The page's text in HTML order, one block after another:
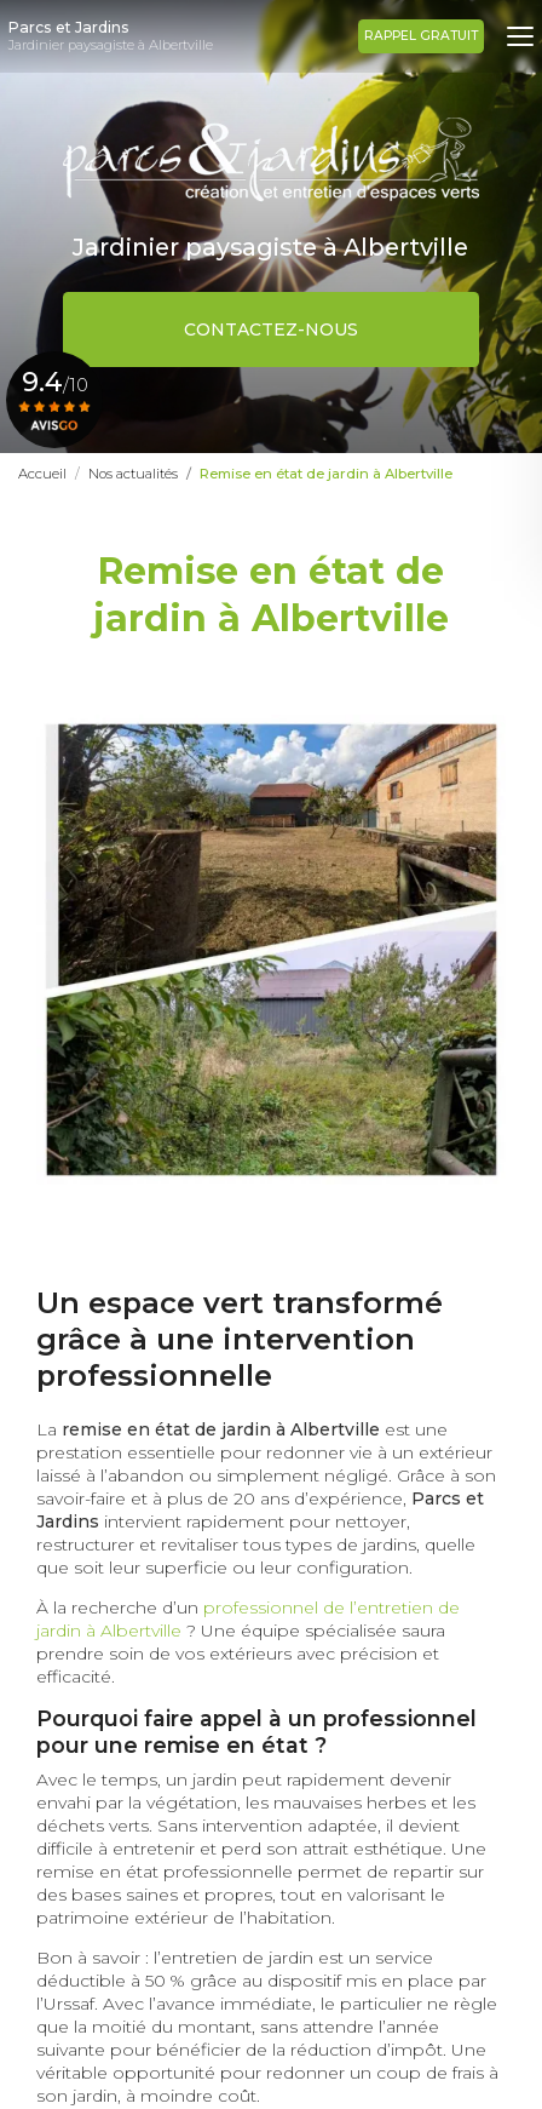
Aller
au
contenu
principal
Parcs et Jardins
Jardinier paysagiste à Albertville
RAPPEL GRATUIT
Jardinier paysagiste à Albertville
CONTACTEZ-NOUS
9.4/10
Accueil Nos actualités Remise en état de jardin à Albertville
Remise en état de
jardin à Albertville
Un espace vert transformé
grâce à une intervention
professionnelle
La remise en état de jardin à Albertville est une
prestation essentielle pour redonner vie à un extérieur
laissé à l’abandon ou simplement négligé. Grâce à son
savoir-faire et à plus de 20 ans d’expérience, Parcs et
Jardins intervient rapidement pour nettoyer,
restructurer et revitaliser tous types de jardins, quelle
que soit leur superficie ou leur configuration.
À la recherche d’un professionnel de l’entretien de
jardin à Albertville ? Une équipe spécialisée saura
prendre soin de vos extérieurs avec précision et
efficacité.
Pourquoi faire appel à un professionnel
pour une remise en état ?
Avec le temps, un jardin peut rapidement devenir
envahi par la végétation, les mauvaises herbes et les
déchets verts. Sans intervention adaptée, il devient
difficile à entretenir et perd son attrait esthétique. Une
remise en état professionnelle permet de repartir sur
des bases saines et propres, tout en valorisant le
patrimoine extérieur de l’habitation.
Bon à savoir : l’entretien de jardin est un service
déductible à 50 % grâce au dispositif mis en place par
l’Urssaf. Avec l’avance immédiate, le particulier ne règle
que la moitié du montant, sans attendre l’année
suivante pour bénéficier de la réduction d’impôt. Une
véritable opportunité pour redonner un coup de frais à
son jardin, à moindre coût.